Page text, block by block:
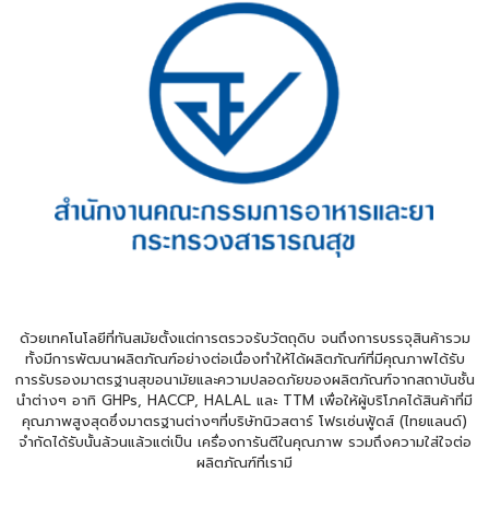
ด้วยเทคโนโลยีที่ทันสมัยตั้งแต่การตรวจรับวัตถุดิบ จนถึงการบรรจุสินค้ารวม
ทั้งมีการพัฒนาผลิตภัณฑ์อย่างต่อเนื่องทำให้ได้ผลิตภัณฑ์ที่มีคุณภาพได้รับ
การรับรองมาตรฐานสุขอนามัยและความปลอดภัยของผลิตภัณฑ์จากสถาบันชั้น
นำต่างๆ อาทิ GHPs, HACCP, HALAL และ TTM เพื่อให้ผู้บริโภคได้สินค้าที่มี
คุณภาพสูงสุดซึ่งมาตรฐานต่างๆที่บริษัทนิวสตาร์ โฟรเซ่นฟู้ดส์ (ไทยแลนด์)
จำกัดได้รับนั้นล้วนแล้วแต่เป็น เครื่องการันตีในคุณภาพ รวมถึงความใส่ใจต่อ
ผลิตภัณฑ์ที่เรามี